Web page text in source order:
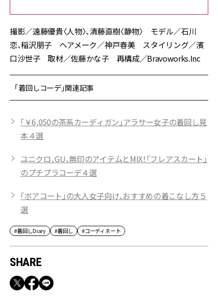
撮影／遠藤優貴〈人物〉、清藤直樹〈静物〉 モデル／石川
恋、稲沢朋子 ヘアメーク／神戸春美 スタイリング／濱
口沙世子 取材／佐藤かな子 再構成／Bravoworks.Inc
「着回しコーデ」関連記事
「￥6,050の茶系カーディガン」アラサー女子の着回し見
本４選
ユニクロ、GU、無印のアイテムとMIX！「フレアスカート」
のプチプラコーデ４選
「ボアコート」の大人女子向け、おすすめの着こなし方５
選
#着回しDiary #着回し #コーディネート
SHARE